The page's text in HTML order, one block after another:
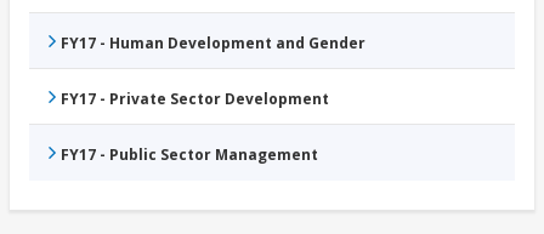
FY17 - Human Development and Gender
FY17 - Private Sector Development
FY17 - Public Sector Management